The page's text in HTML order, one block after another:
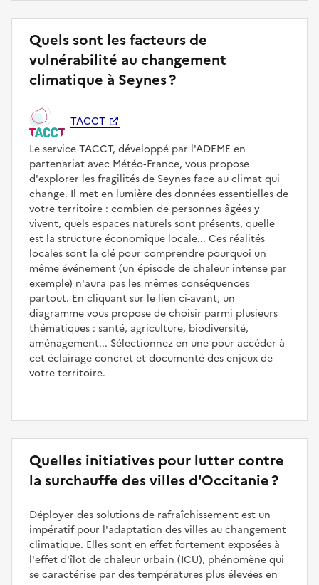
Quels sont les facteurs de
vulnérabilité au changement
climatique à Seynes ?
TACCT
Le service TACCT, développé par l'ADEME en
partenariat avec Météo‑France, vous propose
d'explorer les fragilités de Seynes face au climat qui
change. Il met en lumière des données essentielles de
votre territoire : combien de personnes âgées y
vivent, quels espaces naturels sont présents, quelle
est la structure économique locale... Ces réalités
locales sont la clé pour comprendre pourquoi un
même événement (un épisode de chaleur intense par
exemple) n'aura pas les mêmes conséquences
partout. En cliquant sur le lien ci-avant, un
diagramme vous propose de choisir parmi plusieurs
thématiques : santé, agriculture, biodiversité,
aménagement... Sélectionnez en une pour accéder à
cet éclairage concret et documenté des enjeux de
votre territoire.
Quelles initiatives pour lutter contre
la surchauffe des villes d'Occitanie ?
Déployer des solutions de rafraîchissement est un
impératif pour l'adaptation des villes au changement
climatique. Elles sont en effet fortement exposées à
l'effet d'îlot de chaleur urbain (ICU), phénomène qui
se caractérise par des températures plus élevées en